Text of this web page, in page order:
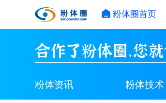
粉体圈首页
合作了粉体圈，您
粉体资讯 粉体技术